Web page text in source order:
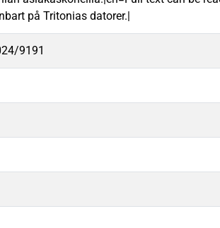
på Tritonias datorer.|
9191